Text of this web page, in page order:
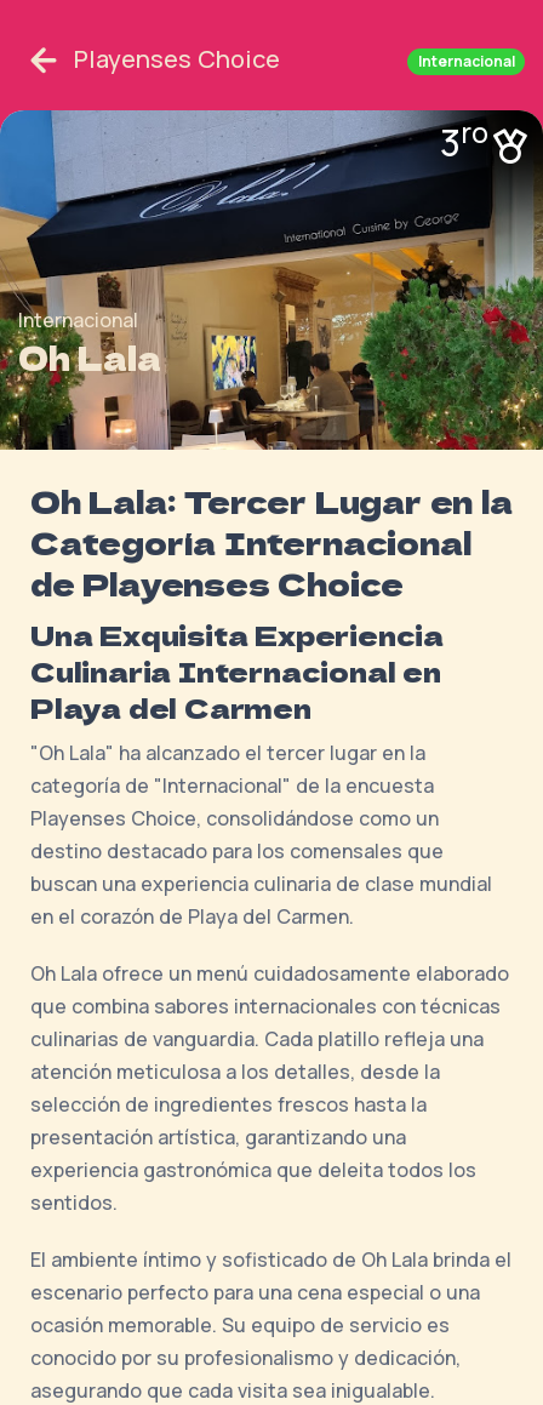
Playenses Choice Internacional
3ro
Internacional
Oh Lala
Oh Lala: Tercer Lugar en la
Categoría Internacional
de Playenses Choice
Una Exquisita Experiencia
Culinaria Internacional en
Playa del Carmen
"Oh Lala" ha alcanzado el tercer lugar en la
categoría de "Internacional" de la encuesta
Playenses Choice, consolidándose como un
destino destacado para los comensales que
buscan una experiencia culinaria de clase mundial
en el corazón de Playa del Carmen.
Oh Lala ofrece un menú cuidadosamente elaborado
que combina sabores internacionales con técnicas
culinarias de vanguardia. Cada platillo refleja una
atención meticulosa a los detalles, desde la
selección de ingredientes frescos hasta la
presentación artística, garantizando una
experiencia gastronómica que deleita todos los
sentidos.
El ambiente íntimo y sofisticado de Oh Lala brinda el
escenario perfecto para una cena especial o una
ocasión memorable. Su equipo de servicio es
conocido por su profesionalismo y dedicación,
asegurando que cada visita sea inigualable.